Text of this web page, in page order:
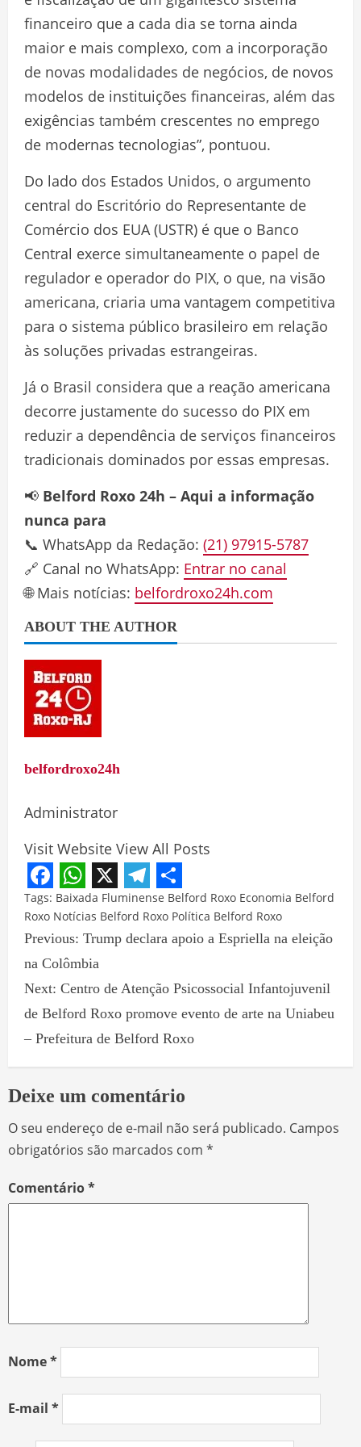
financeiro que a cada dia se torna ainda
maior e mais complexo, com a incorporação
de novas modalidades de negócios, de novos
modelos de instituições financeiras, além das
exigências também crescentes no emprego
de modernas tecnologias”, pontuou.
Do lado dos Estados Unidos, o argumento
central do Escritório do Representante de
Comércio dos EUA (USTR) é que o Banco
Central exerce simultaneamente o papel de
regulador e operador do PIX, o que, na visão
americana, criaria uma vantagem competitiva
para o sistema público brasileiro em relação
às soluções privadas estrangeiras.
Já o Brasil considera que a reação americana
decorre justamente do sucesso do PIX em
reduzir a dependência de serviços financeiros
tradicionais dominados por essas empresas.
📢 Belford Roxo 24h – Aqui a informação
nunca para
📞 WhatsApp da Redação: (21) 97915-5787
🔗 Canal no WhatsApp: Entrar no canal
🌐 Mais notícias: belfordroxo24h.com
ABOUT THE AUTHOR
belfordroxo24h
Administrator
Visit Website View All Posts
Facebook
WhatsApp
X Telegram
Share
Tags: Baixada Fluminense Belford Roxo Economia Belford
Roxo Notícias Belford Roxo Política Belford Roxo
Previous: Trump declara apoio a Espriella na eleição
na Colômbia
Next: Centro de Atenção Psicossocial Infantojuvenil
de Belford Roxo promove evento de arte na Uniabeu
– Prefeitura de Belford Roxo
Deixe um comentário
O seu endereço de e-mail não será publicado. Campos
obrigatórios são marcados com *
Comentário*
Nome*
E-mail *